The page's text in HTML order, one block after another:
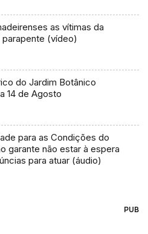
as vítimas da
parapente (vídeo)
do Jardim Botânico
14 de Agosto
para as Condições do
garante não estar à espera
para atuar (áudio)
PUB